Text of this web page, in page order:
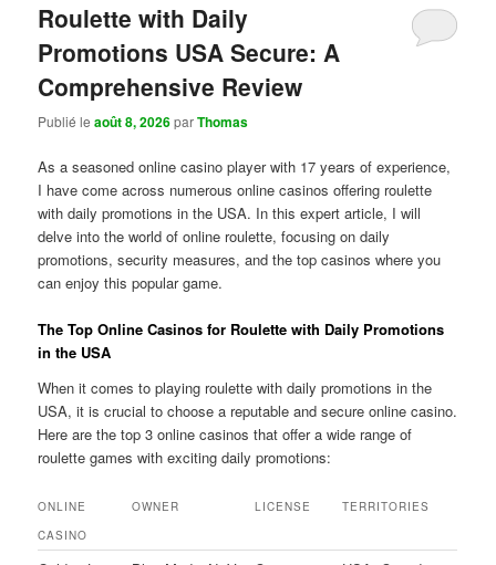
Roulette with Daily
Promotions USA Secure: A
Comprehensive Review
Publié leaoût 8, 2026parThomas
As a seasoned online casino player with 17 years of experience,
I have come across numerous online casinos offering roulette
with daily promotions in the USA. In this expert article, I will
delve into the world of online roulette, focusing on daily
promotions, security measures, and the top casinos where you
can enjoy this popular game.
The Top Online Casinos for Roulette with Daily Promotions
in the USA
When it comes to playing roulette with daily promotions in the
USA, it is crucial to choose a reputable and secure online casino.
Here are the top 3 online casinos that offer a wide range of
roulette games with exciting daily promotions:
ONLINE
CASINO
OWNER LICENSE TERRITORIES